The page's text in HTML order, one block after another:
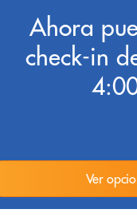
Ahora
check-in
Ver